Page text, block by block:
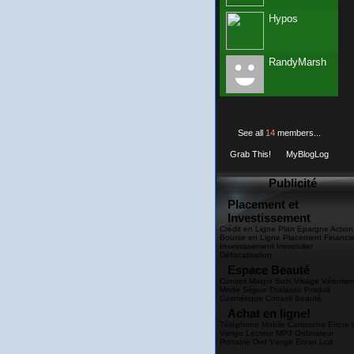
Hypos
RandyMarsh
See all 14members...
Grab This! MyBlogLog
Publicité
Placement et
Investissement
Crédit en Ligne Plan Epargne Action
Bourse en Ligne Placement
Investissement Immobilier
Défiscalisation
Espace Beauté
Conseil Maigrir Soin Visage
Mode Séjour Thalasso Produit
Cosmétique Conseil Beauté
Achat en ligne!
Téléphone Mobile Cartouche Encre
Vierge Lecteur MP3 Ordinateur
Portable Dvd Vierge Ecran Lcd